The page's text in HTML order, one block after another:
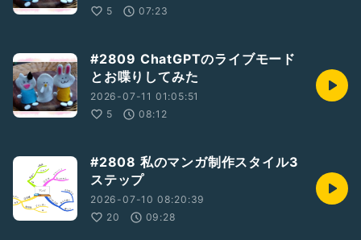
5
07:23
#2809 ChatGPTのライブモード
とお喋りしてみた
2026-07-11 01:05:51
5
08:12
#2808 私のマンガ制作スタイル3
ステップ
2026-07-10 08:20:39
20
09:28